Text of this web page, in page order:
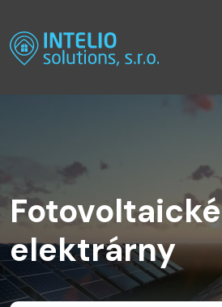
Fotovoltaické
elektrárny